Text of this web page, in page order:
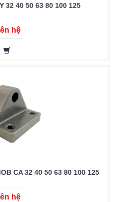
32 40 50 63 80 100 125
hệ
CA 32 40 50 63 80 100 125
hệ